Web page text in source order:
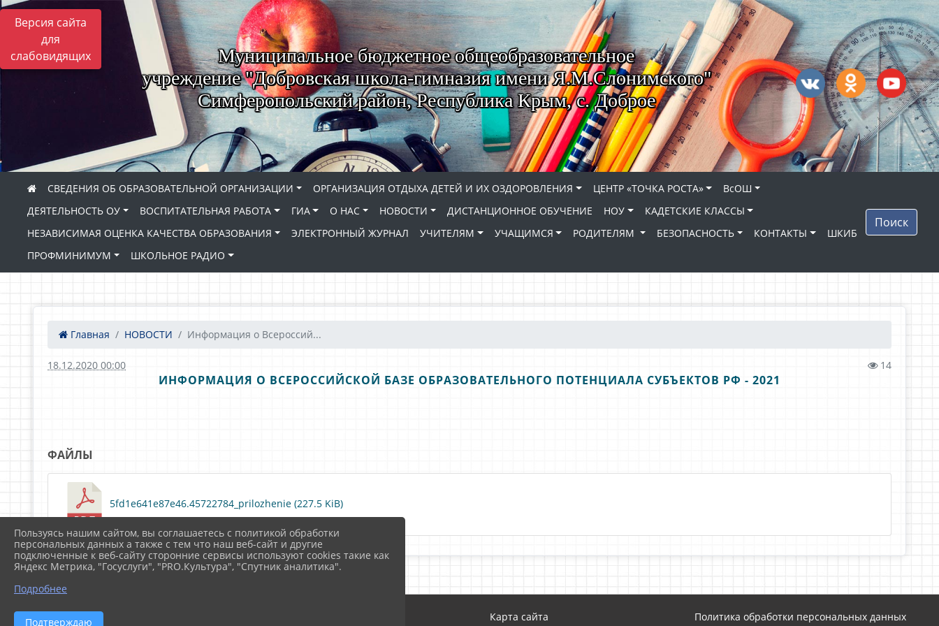
Версия сайта
для
слабовидящих
Муниципальное бюджетное общеобразовательное
учреждение "Добровская школа-гимназия имени Я.М.Слонимского"
Симферопольский район, Республика Крым, с. Доброе
СВЕДЕНИЯ ОБ ОБРАЗОВАТЕЛЬНОЙ ОРГАНИЗАЦИИ ОРГАНИЗАЦИЯ ОТДЫХА ДЕТЕЙ И ИХ ОЗДОРОВЛЕНИЯ ЦЕНТР «ТОЧКА РОСТА»
ВсОШ
ДЕЯТЕЛЬНОСТЬ ОУ
ВОСПИТАТЕЛЬНАЯ РАБОТА ГИА О НАС НОВОСТИ ДИСТАНЦИОННОЕ ОБУЧЕНИЕ НОУ
КАДЕТСКИЕ КЛАССЫ
НЕЗАВИСИМАЯ ОЦЕНКА КАЧЕСТВА ОБРАЗОВАНИЯ
ЭЛЕКТРОННЫЙ ЖУРНАЛ УЧИТЕЛЯМ УЧАЩИМСЯ РОДИТЕЛЯМ БЕЗОПАСНОСТЬ КОНТАКТЫ
ШКИБ
ПРОФМИНИМУМ
ШКОЛЬНОЕ РАДИО
Поиск
Главная НОВОСТИ Информация о Всероссий...
18.12.2020 00:00 14
ИНФОРМАЦИЯ О ВСЕРОССИЙСКОЙ БАЗЕ ОБРАЗОВАТЕЛЬНОГО ПОТЕНЦИАЛА СУБЪЕКТОВ РФ - 2021
ФАЙЛЫ
5fd1e641e87e46.45722784_prilozhenie (227.5 KiB)
2026 г. dobr-school.uo-simf.ru Карта сайта Политика обработки персональных данных
Пользуясь нашим сайтом, вы соглашаетесь с политикой обработки
персональных данных а также с тем что наш веб-сайт и другие
подключенные к веб-сайту сторонние сервисы используют cookies такие как
Яндекс Метрика, "Госуслуги", "PRO.Культура", "Спутник аналитика".
Подробнее
Подтверждаю